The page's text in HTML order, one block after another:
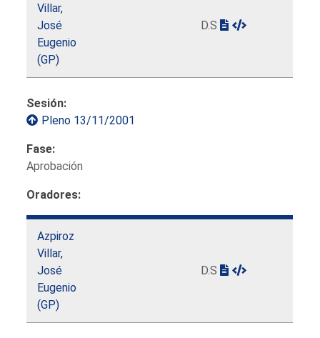
Villar,
José
Eugenio
(GP)
D.S
Sesión:
Pleno 13/11/2001
Fase:
Aprobación
Oradores:
Azpiroz
Villar,
José
Eugenio
(GP)
D.S